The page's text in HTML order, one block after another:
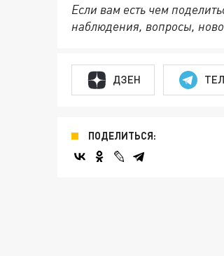
Если вам есть чем
наблюдения, вопросы,
ДЗЕН
ПОДЕЛИТЬСЯ: